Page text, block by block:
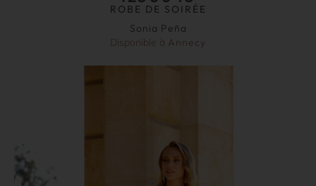
ROBE DE SOIRÉE
Sonia Peña
Disponible à Annecy